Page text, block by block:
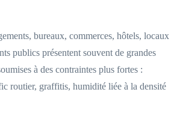
bureaux, commerces, hôtels, locaux
publics présentent souvent de grandes
à des contraintes plus fortes :
routier, graffitis, humidité liée à la densité